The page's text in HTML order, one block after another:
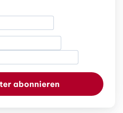
abonnieren